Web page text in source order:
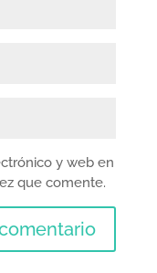
y web en
que comente.